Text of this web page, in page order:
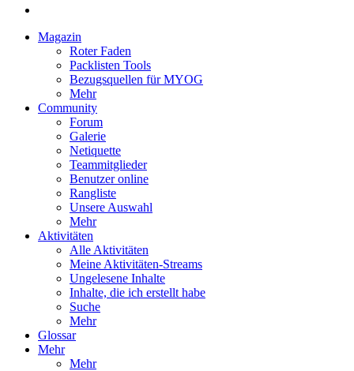
Magazin
Roter Faden
Packlisten Tools
Bezugsquellen für MYOG
Mehr
Community
Forum
Galerie
Netiquette
Teammitglieder
Benutzer online
Rangliste
Unsere Auswahl
Mehr
Aktivitäten
Alle Aktivitäten
Meine Aktivitäten-Streams
Ungelesene Inhalte
Inhalte, die ich erstellt habe
Suche
Mehr
Glossar
Mehr
Mehr